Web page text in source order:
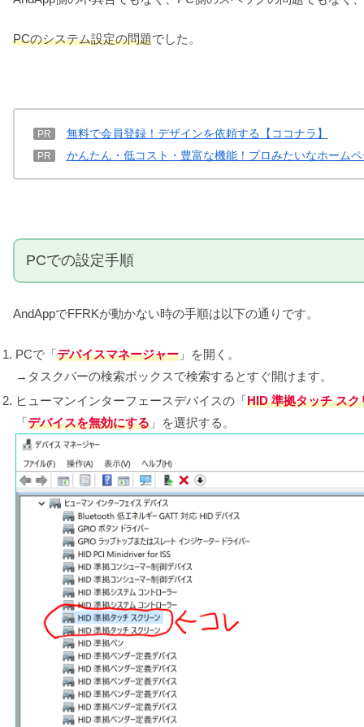
PCのシステム設定の問題でした。
PR 無料で会員登録！デザインを依頼する【ココナラ】
PR かんたん・低コスト・豊富な機能！プロみたいなホーム
PCでの設定手順
AndAppでFFRKが動かない時の手順は以下の通りです。
PCで「デバイスマネージャー 」を開く。
→タスクバーの検索ボックスで検索するとすぐ開けます。
ヒューマンインターフェースデバイスの「HID 準拠タッチ スク
「デバイスを無効にする 」を選択する。